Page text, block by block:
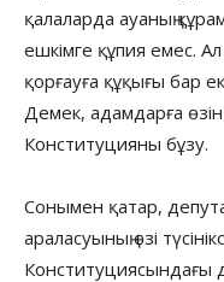
қалаларда ауаның
ешкімге құпия емес.
қорғауға құқығы бар
Демек, адамдарға
Конституцияны бұзу.
Сонымен қатар,
араласуының өзі
Конституциясындағы